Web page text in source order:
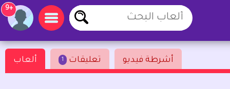
+9
ألعاب 1 تعليقات أشرطة فيديو